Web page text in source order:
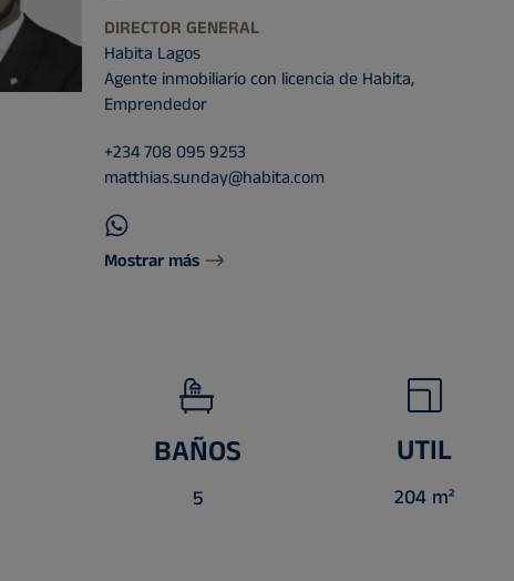
DIRECTOR GENERAL
Habita Lagos
Agente inmobiliario con licencia de Habita,
Emprendedor
+234 708 095 9253
matthias.sunday@habita.com
Mostrar más
BAÑOS
5
UTIL
204 m²